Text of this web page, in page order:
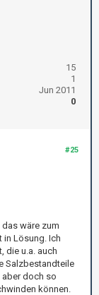
15
1
Jun 2011
0
#25
wäre zum
in Lösung. Ich
die u.a. auch
Salzbestandteile
doch so
können.